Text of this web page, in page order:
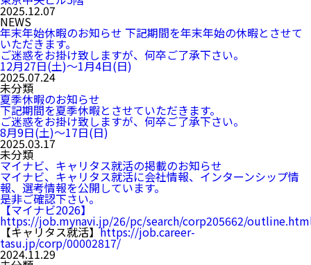
2025.12.07
NEWS
年末年始休暇のお知らせ 下記期間を年末年始の休暇とさせて
いただきます。
ご迷惑をお掛け致しますが、何卒ご了承下さい。
12月27日(土)～1月4日(日)
2025.07.24
未分類
夏季休暇のお知らせ
下記期間を夏季休暇とさせていただきます。
ご迷惑をお掛け致しますが、何卒ご了承下さい。
8月9日(土)～17日(日)
2025.03.17
未分類
マイナビ、キャリタス就活の掲載のお知らせ
マイナビ、キャリタス就活に会社情報、インターンシップ情
報、選考情報を公開しています。
是非ご確認下さい。
【マイナビ2026】
https://job.mynavi.jp/26/pc/search/corp205662/
【キャリタス就活】https://job.career-
tasu.jp/corp/00002817/
2024.11.29